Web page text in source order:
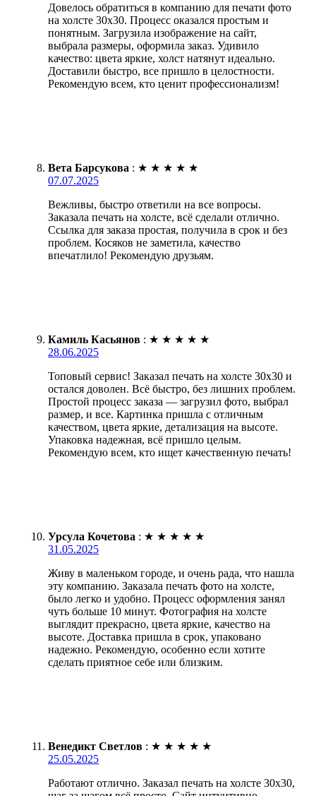
Довелось обратиться в компанию для печати фото
на холсте 30х30. Процесс оказался простым и
понятным. Загрузила изображение на сайт,
выбрала размеры, оформила заказ. Удивило
качество: цвета яркие, холст натянут идеально.
Доставили быстро, все пришло в целостности.
Рекомендую всем, кто ценит профессионализм!
Вета Барсукова : ★ ★ ★ ★ ★
07.07.2025
Вежливы, быстро ответили на все вопросы.
Заказала печать на холсте, всё сделали отлично.
Ссылка для заказа простая, получила в срок и без
проблем. Косяков не заметила, качество
впечатлило! Рекомендую друзьям.
Камиль Касьянов : ★ ★ ★ ★ ★
28.06.2025
Топовый сервис! Заказал печать на холсте 30х30 и
остался доволен. Всё быстро, без лишних проблем.
Простой процесс заказа — загрузил фото, выбрал
размер, и все. Картинка пришла с отличным
качеством, цвета яркие, детализация на высоте.
Упаковка надежная, всё пришло целым.
Рекомендую всем, кто ищет качественную печать!
Урсула Кочетова : ★ ★ ★ ★ ★
31.05.2025
Живу в маленьком городе, и очень рада, что нашла
эту компанию. Заказала печать фото на холсте,
было легко и удобно. Процесс оформления занял
чуть больше 10 минут. Фотография на холсте
выглядит прекрасно, цвета яркие, качество на
высоте. Доставка пришла в срок, упаковано
надежно. Рекомендую, особенно если хотите
сделать приятное себе или близким.
Венедикт Светлов : ★ ★ ★ ★ ★
25.05.2025
Работают отлично. Заказал печать на холсте 30х30,